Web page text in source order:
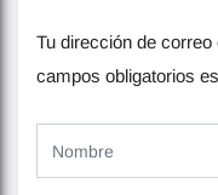
Tu dirección de
campos obligatorios